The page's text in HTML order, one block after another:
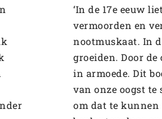
‘In de 17e eeuw
vermoorden en
nootmuskaat. In
groeiden. Door
in armoede. Dit
van onze oogst te
om dat te kunnen